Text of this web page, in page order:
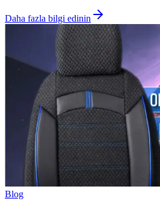
Daha fazla bilgi edinin
Blog